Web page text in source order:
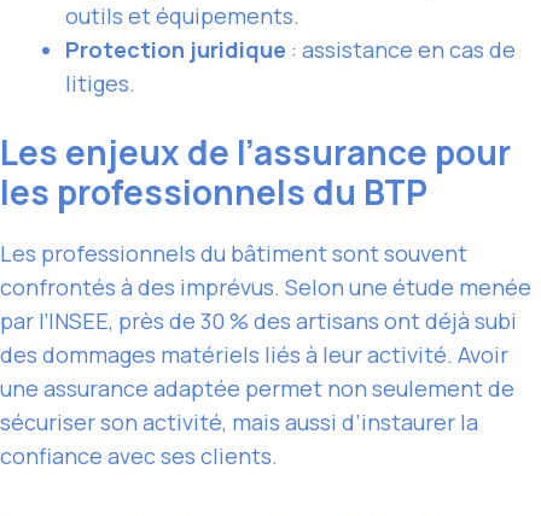
outils et équipements.
Protection juridique : assistance en cas de
litiges.
Les enjeux de l’assurance pour
les professionnels du BTP
Les professionnels du bâtiment sont souvent
confrontés à des imprévus. Selon une étude menée
par l’INSEE, près de 30 % des artisans ont déjà subi
des dommages matériels liés à leur activité. Avoir
une assurance adaptée permet non seulement de
sécuriser son activité, mais aussi d’instaurer la
confiance avec ses clients.